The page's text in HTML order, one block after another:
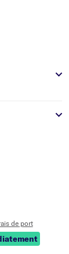
de port